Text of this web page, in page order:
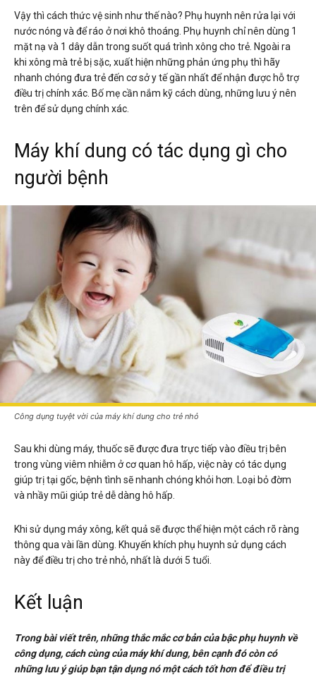
Vậy thì cách thức vệ sinh như thế nào? Phụ huynh nên rửa lại với
nước nóng và để ráo ở nơi khô thoáng. Phụ huynh chỉ nên dùng 1
mặt nạ và 1 dây dẫn trong suốt quá trình xông cho trẻ. Ngoài ra
khi xông mà trẻ bị sặc, xuất hiện những phản ứng phụ thì hãy
nhanh chóng đưa trẻ đến cơ sở y tế gần nhất để nhận được hỗ trợ
điều trị chính xác. Bố mẹ cần nắm kỹ cách dùng, những lưu ý nên
trên để sử dụng chính xác.
Máy khí dung có tác dụng gì cho
người bệnh
Công dụng tuyệt vời của máy khí dung cho trẻ nhỏ
Sau khi dùng máy, thuốc sẽ được đưa trực tiếp vào điều trị bên
trong vùng viêm nhiễm ở cơ quan hô hấp, việc này có tác dụng
giúp trị tại gốc, bệnh tình sẽ nhanh chóng khỏi hơn. Loại bỏ đờm
và nhầy mũi giúp trẻ dễ dàng hô hấp.
Khi sử dụng máy xông, kết quả sẽ được thể hiện một cách rõ ràng
thông qua vài lần dùng. Khuyến khích phụ huynh sử dụng cách
này để điều trị cho trẻ nhỏ, nhất là dưới 5 tuổi.
Kết luận
Trong bài viết trên, những thắc mắc cơ bản của bậc phụ huynh về
công dụng, cách cùng của máy khí dung, bên cạnh đó còn có
những lưu ý giúp bạn tận dụng nó một cách tốt hơn để điều trị